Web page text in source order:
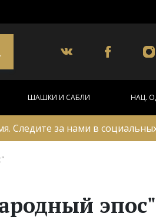
ШАШКИ И САБЛИ НАЦ.
Следите за нами в социальных
эпос"